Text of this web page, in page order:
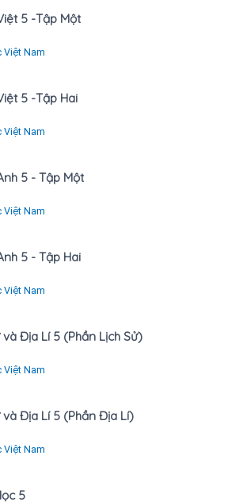
5 -Tập Một
Việt Nam
5 -Tập Hai
Việt Nam
5 - Tập Một
Việt Nam
5 - Tập Hai
Việt Nam
và Địa Lí 5 (Phần Lịch Sử)
Việt Nam
và Địa Lí 5 (Phần Địa Lí)
Việt Nam
5